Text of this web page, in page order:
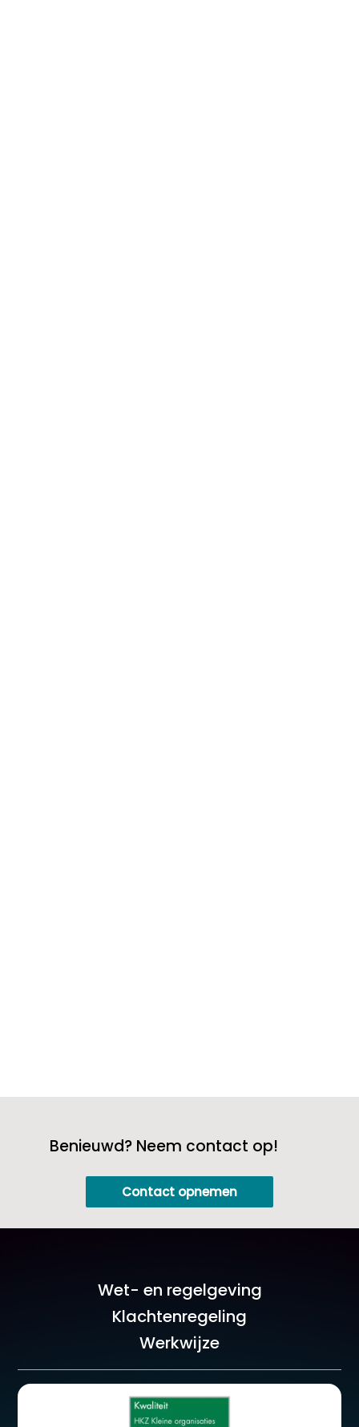
Benieuwd? Neem contact op!
Contact opnemen
Wet- en regelgeving
Klachtenregeling
Werkwijze